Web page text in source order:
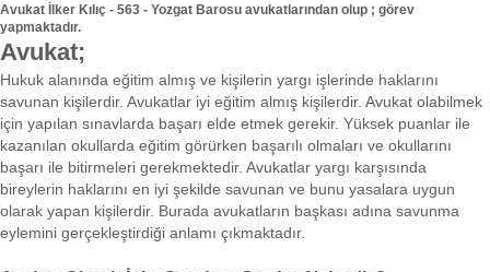
Avukat İlker Kılıç - 563 - Yozgat Barosu avukatlarından olup ; görev
yapmaktadır.
Avukat;
Hukuk alanında eğitim almış ve kişilerin yargı işlerinde haklarını
savunan kişilerdir. Avukatlar iyi eğitim almış kişilerdir. Avukat olabilmek
için yapılan sınavlarda başarı elde etmek gerekir. Yüksek puanlar ile
kazanılan okullarda eğitim görürken başarılı olmaları ve okullarını
başarı ile bitirmeleri gerekmektedir. Avukatlar yargı karşısında
bireylerin haklarını en iyi şekilde savunan ve bunu yasalara uygun
olarak yapan kişilerdir. Burada avukatların başkası adına savunma
eylemini gerçekleştirdiği anlamı çıkmaktadır.